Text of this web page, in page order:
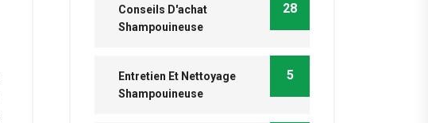
Conseils D'achat
Shampouineuse
28
Entretien Et Nettoyage
Shampouineuse
5